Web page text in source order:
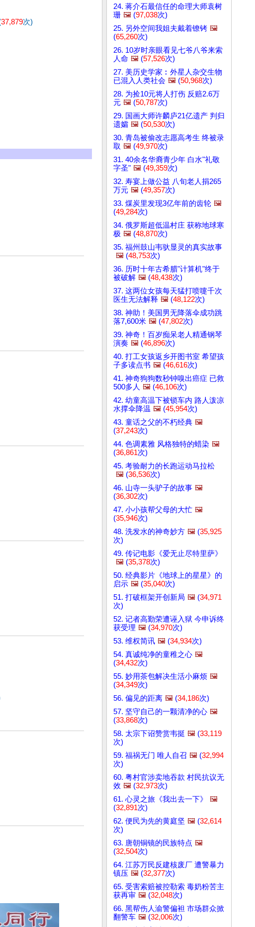
37,879次)
24. 蒋介石最信任的命理大师袁树
珊 🖼️ (97,038次)
25. 另外空间我姐夫戴着镣铐 🖼️
(65,260次)
26. 10岁时亲眼看见七爷八爷来索
人命 🖼️ (57,526次)
27. 美历史学家︰外星人杂交生物
已混入人类社会 🖼️ (50,968次)
28. 为捡10元将人打伤 反赔2.6万
元 🖼️ (50,787次)
29. 国画大师许麟庐21亿遗产 判归
遗孀 🖼️ (50,530次)
30. 青岛被偷改志愿高考生 终被录
取 🖼️ (49,970次)
31. 40余名华裔青少年 白水"礼敬
字圣" 🖼️ (49,359次)
32. 寿宴上做公益 八旬老人捐265
万元 🖼️ (49,357次)
33. 煤炭里发现3亿年前的齿轮 🖼️
(49,284次)
34. 俄罗斯超低温村庄 获称地球寒
极 🖼️ (48,870次)
35. 福州鼓山韦驮显灵的真实故事
🖼️ (48,753次)
36. 历时十年古希腊"计算机"终于
被破解 🖼️ (48,438次)
37. 这两位女孩每天猛打喷嚏千次
医生无法解释 🖼️ (48,122次)
38. 神助！美国男无降落伞成功跳
落7,600米 🖼️ (47,802次)
39. 神奇！百岁痴呆老人精通钢琴
演奏 🖼️ (46,896次)
40. 打工女孩返乡开图书室 希望孩
子多读点书 🖼️ (46,616次)
41. 神奇狗狗数秒钟嗅出癌症 已救
500多人 🖼️ (46,106次)
42. 幼童高温下被锁车内 路人泼凉
水撑伞降温 🖼️ (45,954次)
43. 童话之父的不朽经典 🖼️
(37,243次)
44. 色调素雅 风格独特的蜡染 🖼️
(36,861次)
45. 考验耐力的长跑运动马拉松
🖼️ (36,536次)
46. 山寺一头驴子的故事 🖼️
(36,302次)
47. 小小孩帮父母的大忙 🖼️
(35,946次)
48. 洗发水的神奇妙方 🖼️ (35,925
次)
49. 传记电影《爱无止尽特里萨》
🖼️ (35,378次)
50. 经典影片《地球上的星星》的
启示 🖼️ (35,040次)
51. 打破框架开创新局 🖼️ (34,971
次)
52. 记者高勤荣遭诬入狱 今申诉终
获受理 🖼️ (34,970次)
53. 维权简讯 🖼️ (34,934次)
54. 真诚纯净的童稚之心 🖼️
(34,432次)
55. 妙用茶包解决生活小麻烦 🖼️
(34,349次)
56. 偏见的距离 🖼️ (34,186次)
57. 坚守自己的一颗清净的心 🖼️
(33,868次)
58. 太宗下诏赞赏韦挺 🖼️ (33,119
次)
59. 福祸无门 唯人自召 🖼️ (32,994
次)
60. 粤村官涉卖地吞款 村民抗议无
效 🖼️ (32,973次)
61. 心灵之旅《我出去一下》
🖼️
(32,891次)
62. 便民为先的黄庭坚 🖼️ (32,614
次)
63. 唐朝铜镜的民族特点 🖼️
(32,504次)
64. 江苏万民反建核废厂 遭警暴力
镇压 🖼️ (32,377次)
65. 受害索赔被控勒索 毒奶粉苦主
获再审 🖼️ (32,048次)
66. 黑帮伤人渝警偏袒 市场群众掀
翻警车 🖼️ (32,006次)